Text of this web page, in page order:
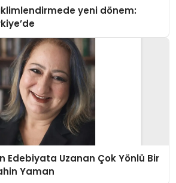
iklimlendirmede yeni dönem:
Edebiyata Uzanan Çok Yönlü Bir
Yaman